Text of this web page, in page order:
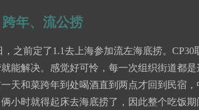
年、流公捞
，之前定了1.1去上海参加流左海底捞。
能解决。感觉好可怜，每一次组织街道都是
天和菜跨年到处喝酒直到两点才回到民宿
小时就得起床去海底捞了，因此整个吃饭